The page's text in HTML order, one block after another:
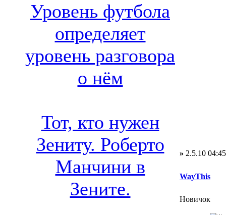
Уровень футбола
определяет
уровень разговора
о нём
Тот, кто нужен
Зениту. Роберто
Манчини в
Зените.
» 2.5.10 04:45
WayThis
Новичок